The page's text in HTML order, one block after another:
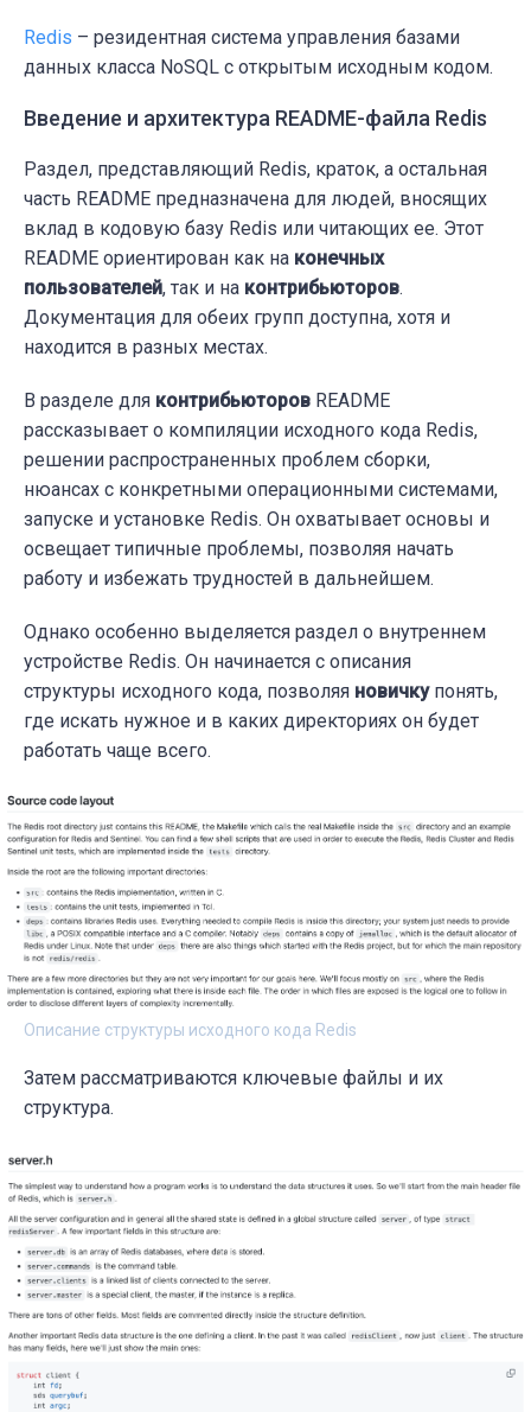
Redis – резидентная система управления базами
данных класса NoSQL с открытым исходным кодом.
Введение и архитектура README-файла Redis
Раздел, представляющий Redis, краток, а остальная
часть README предназначена для людей, вносящих
вклад в кодовую базу Redis или читающих ее. Этот
README ориентирован как на конечных
пользователей, так и на контрибьюторов.
Документация для обеих групп доступна, хотя и
находится в разных местах.
В разделе для контрибьюторов README
рассказывает о компиляции исходного кода Redis,
решении распространенных проблем сборки,
нюансах с конкретными операционными системами,
запуске и установке Redis. Он охватывает основы и
освещает типичные проблемы, позволяя начать
работу и избежать трудностей в дальнейшем.
Однако особенно выделяется раздел о внутреннем
устройстве Redis. Он начинается с описания
структуры исходного кода, позволяя новичкупонять,
где искать нужное и в каких директориях он будет
работать чаще всего.
Описание структуры исходного кода Redis
Затем рассматриваются ключевые файлы и их
структура.